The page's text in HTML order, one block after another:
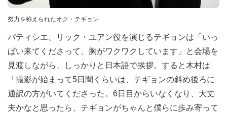
努力を称えられたオク・テギョン
パティシエ、リック・ユアン役を演じるテギョンは「いっ
ぱい来てくださって、胸がワクワクしています」と会場を
見渡しながら、しっかりと日本語で挨拶。すると木村は
「撮影が始まって5日間くらいは、テギョンの斜め後ろに
通訳の方がいてくださった。6日目からいなくなり、大丈
夫かなと思ったら、テギョンがちゃんと僕らに歩み寄って